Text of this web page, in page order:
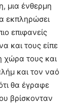
μια ένθερμη
εκπληρώσει
επιφανείς
και τους είπε
χώρα τους και
και τον ναό
θα έγραφε
βρίσκονταν